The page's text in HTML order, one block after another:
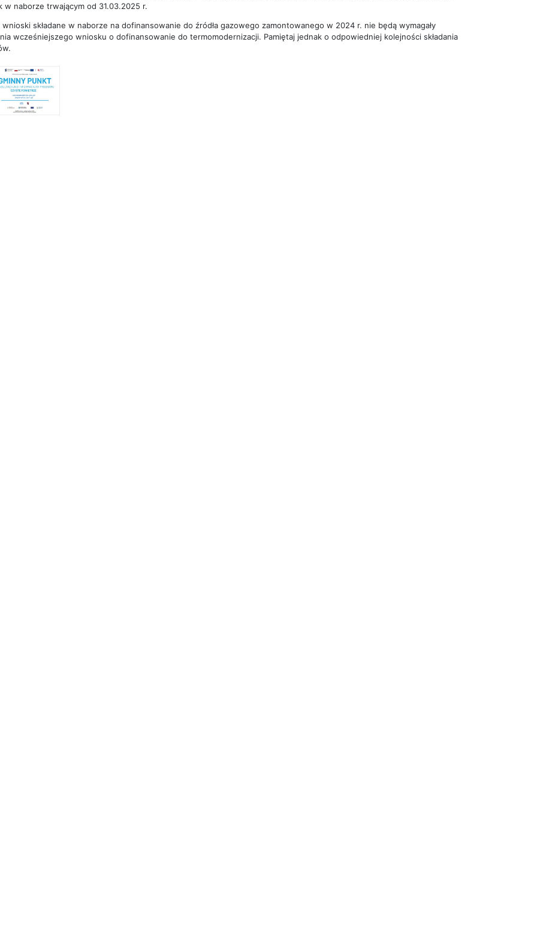
w naborze trwającym od 31.03.2025 r.
wnioski składane w naborze na dofinansowanie do źródła gazowego zamontowanego w 2024 r. nie będą wymagały
wcześniejszego wniosku o dofinansowanie do termomodernizacji. Pamiętaj jednak o odpowiedniej kolejności składania